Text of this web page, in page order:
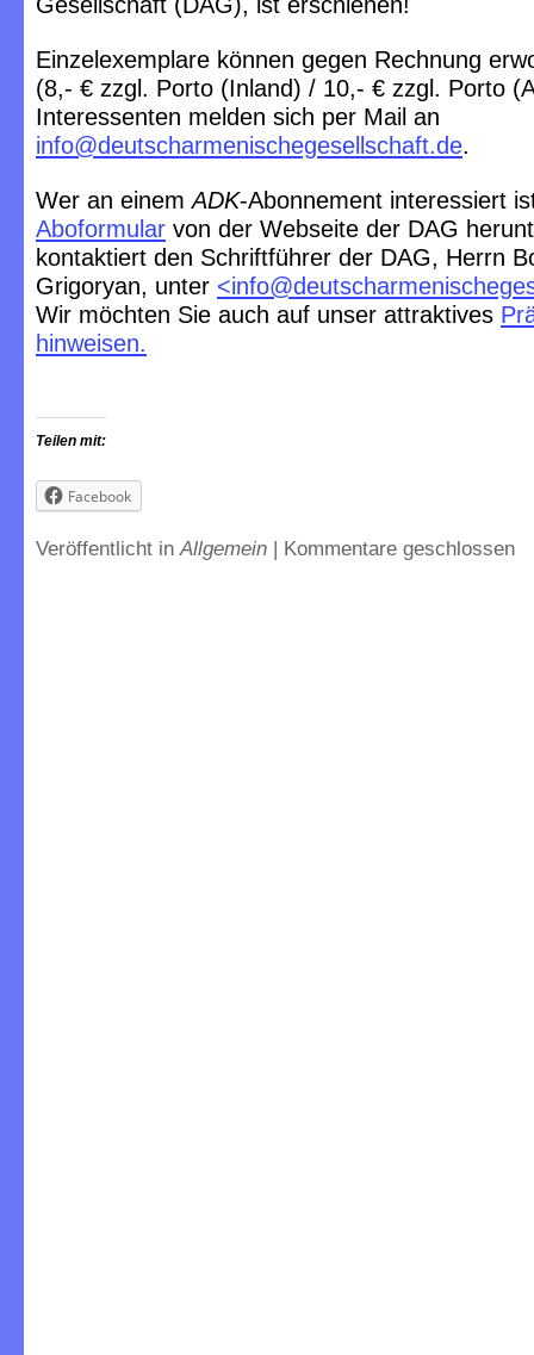
Einzelexemplare können gegen Rechnung
(8,- € zzgl. Porto (Inland) / 10,- € zzgl. Porto
Interessenten melden sich per Mail an
info@deutscharmenischegesellschaft.de.
Wer an einemADK-Abonnement interessiert
Aboformular von der Webseite der DAG
kontaktiert den Schriftführer der DAG, Herrn
Grigoryan, unter <
Wir möchten Sie auch auf unser attraktives
hinweisen.
Teilen mit:
Facebook
Veröffentlicht inAllgemein | Kommentare geschlossen